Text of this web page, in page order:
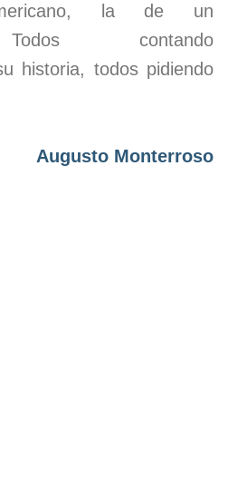
la de un
contando
historia, todos pidiendo
Augusto Monterroso